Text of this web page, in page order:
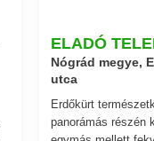
ELADÓ
Nógrád megye,
utca
Erdőkürt
panorámás részén